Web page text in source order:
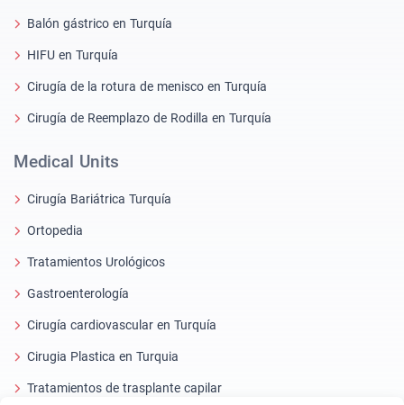
Balón gástrico en Turquía
HIFU en Turquía
Cirugía de la rotura de menisco en Turquía
Cirugía de Reemplazo de Rodilla en Turquía
Medical Units
Cirugía Bariátrica Turquía
Ortopedia
Tratamientos Urológicos
Gastroenterología
Cirugía cardiovascular en Turquía
Cirugia Plastica en Turquia
Tratamientos de trasplante capilar